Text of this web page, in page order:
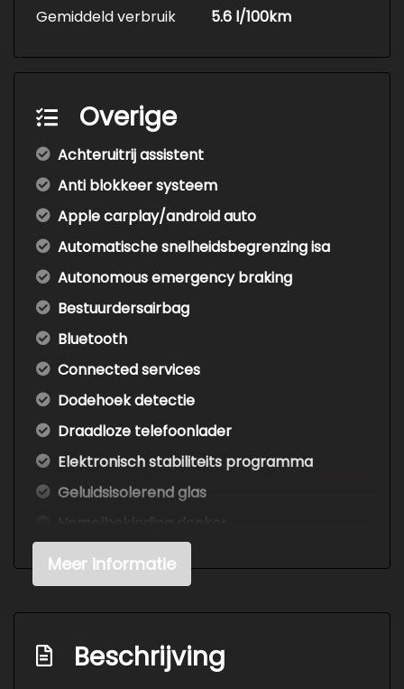
Gemiddeld verbruik
5.6 l/100km
Overige
Achteruitrij assistent
Anti blokkeer systeem
Apple carplay/android auto
Automatische snelheidsbegrenzing isa
Autonomous emergency braking
Bestuurdersairbag
Bluetooth
Connected services
Dodehoek detectie
Draadloze telefoonlader
Elektronisch stabiliteits programma
Geluidsisolerend glas
Hoofd airbag(s) achter
Hoofd airbag(s) voor
Keyless start
Led mistlampen
Matrix led koplampen
Meer informatie
Beschrijving